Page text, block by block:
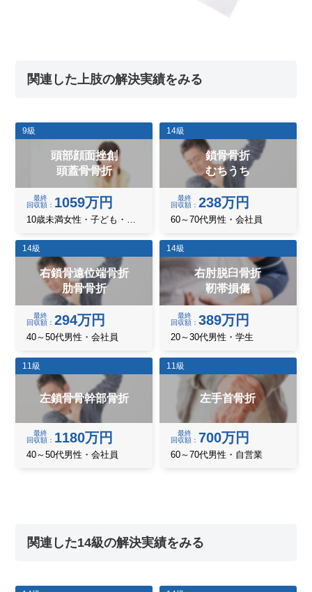
関連した上肢の解決実績をみる
9級
頭部顔面挫創
頭蓋骨骨折
最終
回収額
1059万円
10歳未満女性・子ども・乳幼児
14級
鎖骨骨折
むちうち
最終
回収額
238万円
60～70代男性・会社員
14級
右鎖骨遠位端骨折
肋骨骨折
最終
回収額
294万円
40～50代男性・会社員
14級
右肘脱臼骨折
靭帯損傷
最終
回収額
389万円
20～30代男性・学生
11級
左鎖骨骨幹部骨折
最終
回収額
1180万円
40～50代男性・会社員
11級
左手首骨折
最終
回収額
700万円
60～70代男性・自営業
関連した14級の解決実績をみる